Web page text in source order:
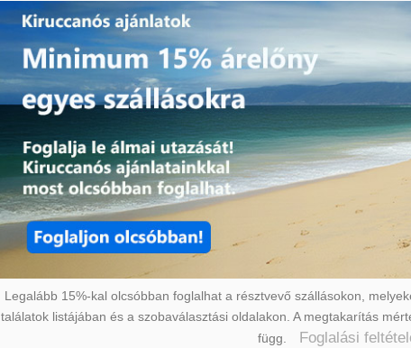
Legalább 15%-kal olcsóbban foglalhat a résztvevő szállásokon,
találatok listájában és a szobaválasztási oldalakon. A megtakarítás
függ.
Foglalási